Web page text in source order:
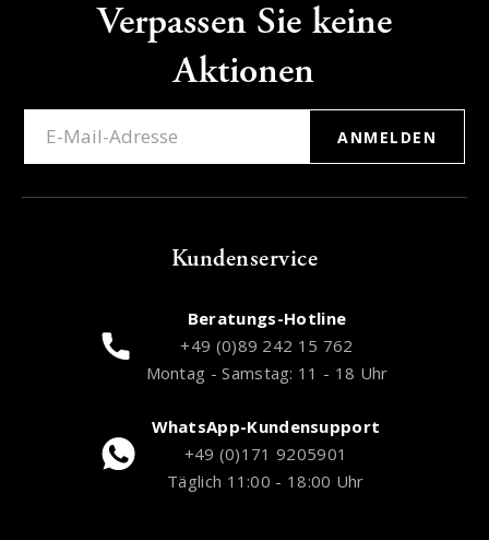
Verpassen Sie keine
Aktionen
ANMELDEN
Kundenservice
Beratungs-Hotline
+49 (0)89 242 15 762
Montag - Samstag: 11 - 18 Uhr
WhatsApp-Kundensupport
+49 (0)171 9205901
Täglich 11:00 - 18:00 Uhr